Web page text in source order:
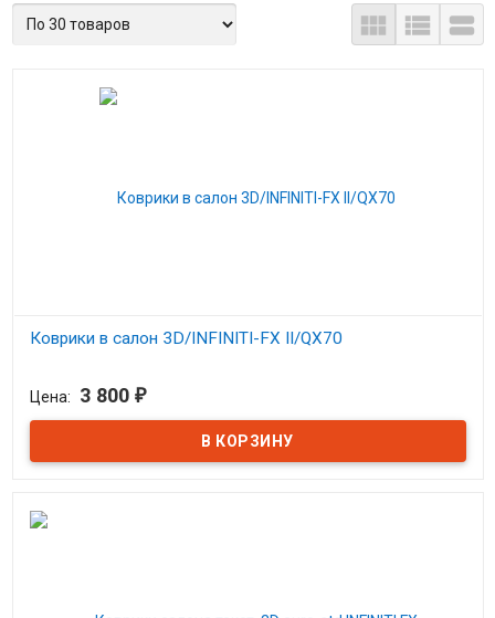
  
Коврики в салон 3D/INFINITI-FX II/QX70
Цена: 3 800 ₽